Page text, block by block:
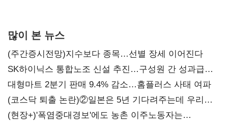
많이 본 뉴스
(주간증시전망)지수보다 종목…선별 장세 이어진다
SK하이닉스 통합노조 신설 추진…구성원 간 성과급
불만 확산
대형마트 2분기 판매 9.4% 감소…홈플러스 사태 여파
(코스닥 퇴출 논란)②일본은 5년 기다려주는데 우리는
당장 퇴출?…시간만으론 부족한 코스닥 구하기
(현장+)'폭염중대경보'에도 농촌 이주노동자는